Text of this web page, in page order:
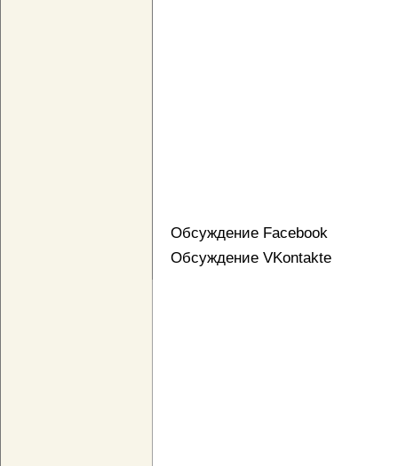
Обсуждение Facebook
Обсуждение VKontakte